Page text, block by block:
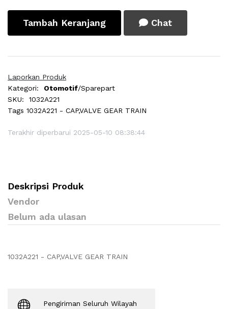
Tambah Keranjang Chat
Laporkan Produk
Kategori:
Otomotif/Sparepart
SKU:
1032A221
Tags 1032A221 - CAP,VALVE GEAR TRAIN
Terakhir diperbarui 2025-05-10 08:38:44
Deskripsi Produk
Vendor
Belum ada ulasan
1032A221 - CAP,VALVE GEAR TRAIN
Pengiriman Seluruh Wilayah